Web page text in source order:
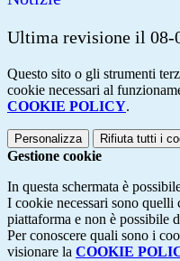
Ultima revisione il 08-
Questo sito o gli strumenti
cookie necessari al
COOKIE POLICY.
Personalizza Rifiuta tutti i
Gestione cookie
In questa schermata è
I cookie necessari sono
piattaforma e non è possibile
Per conoscere quali sono i
visionare la COOKIE